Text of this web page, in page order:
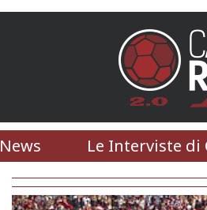
News Le Interviste di